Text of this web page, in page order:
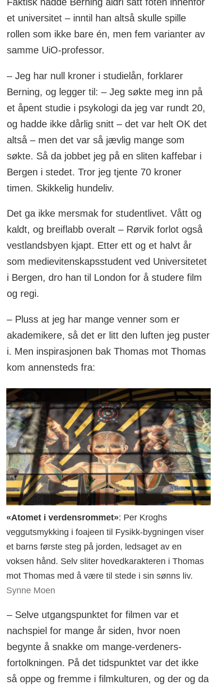
et universitet – inntil han altså skulle spille
rollen som ikke bare én, men fem varianter av
samme UiO-professor.
– Jeg har null kroner i studielån, forklarer
Berning, og legger til: – Jeg søkte meg inn på
et åpent studie i psykologi da jeg var rundt 20,
og hadde ikke dårlig snitt – det var helt OK det
altså – men det var så jævlig mange som
søkte. Så da jobbet jeg på en sliten kaffebar i
Bergen i stedet. Tror jeg tjente 70 kroner
timen. Skikkelig hundeliv.
Det ga ikke mersmak for studentlivet. Vått og
kaldt, og breiflabb overalt – Rørvik forlot også
vestlandsbyen kjapt. Etter ett og et halvt år
som medievitenskapsstudent ved Universitetet
i Bergen, dro han til London for å studere film
og regi.
– Pluss at jeg har mange venner som er
akademikere, så det er litt den luften jeg puster
i. Men inspirasjonen bak Thomas mot Thomas
kom annensteds fra:
«Atomet i verdensrommet»: Per Kroghs
veggutsmykking i foajeen til Fysikk-bygningen viser
et barns første steg på jorden, ledsaget av en
voksen hånd. Selv sliter hovedkarakteren i Thomas
mot Thomas med å være til stede i sin sønns liv.
Synne Moen
– Selve utgangspunktet for filmen var et
nachspiel for mange år siden, hvor noen
begynte å snakke om mange-verdeners-
fortolkningen. På det tidspunktet var det ikke
så oppe og fremme i filmkulturen, og der og da